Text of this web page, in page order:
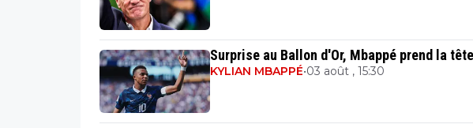
Surprise au Ballon d'Or, Mbappé prend la tête
KYLIAN MBAPPÉ•03 août , 15:30